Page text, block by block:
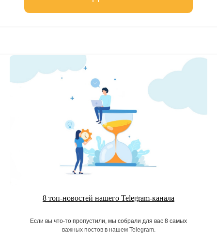
8 топ-новостей нашего Telegram-канала
Если вы что-то пропустили, мы собрали для вас 8 самых
важных постов в нашем Telegram.